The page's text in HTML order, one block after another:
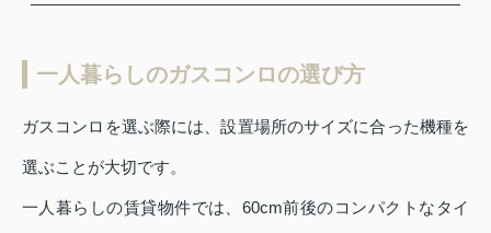
一人暮らしのガスコンロの選び方
ガスコンロを選ぶ際には、設置場所のサイズに合った機種を
選ぶことが大切です。
一人暮らしの賃貸物件では、60cm前後のコンパクトなタイ